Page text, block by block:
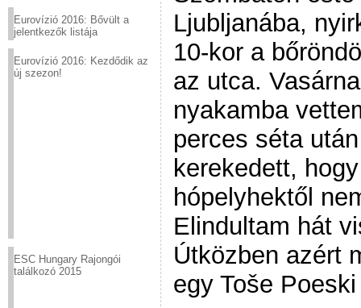
Eurovízió 2016: Bővült a
jelentkezők listája
Eurovízió 2016: Kezdődik az
új szezon!
ESC Hungary Rajongói
találkozó 2015
Ljubljanába,
10-kor a
az utca.
nyakamba
perces séta
kerekedett,
hópelyhektől
Elindultam hát
Útközben azért
egy Toše